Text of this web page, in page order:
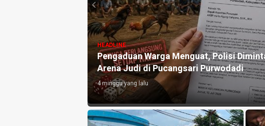
HEADLINE
Pengaduan Warga Menguat, Polisi
Arena Judi di Pucangsari Purwodadi
4 minggu yang lalu